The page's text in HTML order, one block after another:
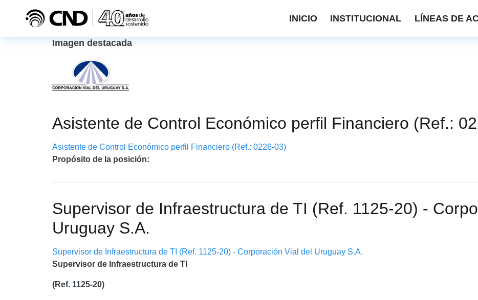
INICIO INSTITUCIONAL LÍNEAS DE
Imagen destacada
Asistente de Control Económico perfil Financiero (Ref.:
Asistente de Control Económico perfil Financiero (Ref.: 0226-03)
Propósito de la posición:
Supervisor de Infraestructura de TI (Ref. 1125-20) -
Uruguay S.A.
Supervisor de Infraestructura de TI (Ref. 1125-20) - Corporación Vial del Uruguay S.A.
Supervisor de Infraestructura de TI
(Ref. 1125-20)